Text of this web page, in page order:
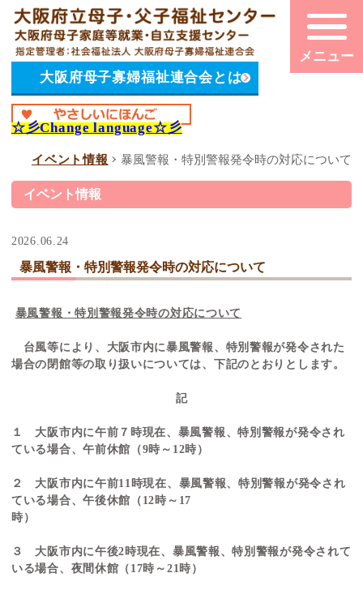
大阪府母子寡婦福祉連合会とは
☆彡Change language☆彡
イベント情報 暴風警報・特別警報発令時の対応について
イベント情報
2026.06.24
暴風警報・特別警報発令時の対応について
暴風警報・特別警報発令時の対応について
台風等により、大阪市内に暴風警報、特別警報が発令された
場合の閉館等の取り扱いについては、下記のとおりとします。
記
１ 大阪市内に午前７時現在、暴風警報、特別警報が発令され
ている場合、午前休館（9時～ 12時）
２ 大阪市内に午前11時現在、暴風警報、特別警報が発令され
ている場合、午後休館（ 12時～ 17
時）
３ 大阪市内に午後2時現在、暴風警報、特別警報が発令されて
いる場合、 夜間休館（ 17時～ 21時）